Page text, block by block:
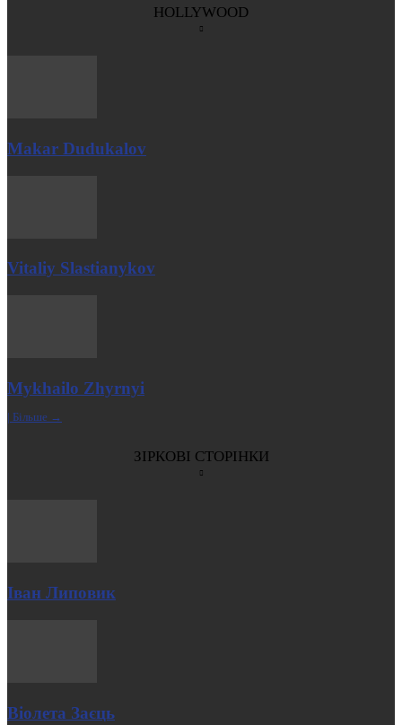
HOLLYWOOD
Makar Dudukalov
Vitaliy Slastianykov
Mykhailo Zhyrnyi
| Більше →
ЗІРКОВІ СТОРІНКИ
Іван Липовик
Віолета Заєць